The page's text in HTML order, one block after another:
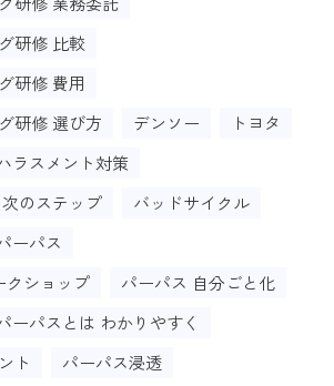
研修 比較
研修 費用
研修 選び方
デンソー
トヨタ
ラスメント対策
のステップ
バッドサイクル
ーパス
クショップ
パーパス 自分ごと化
ーパスとは わかりやすく
ト
パーパス浸透